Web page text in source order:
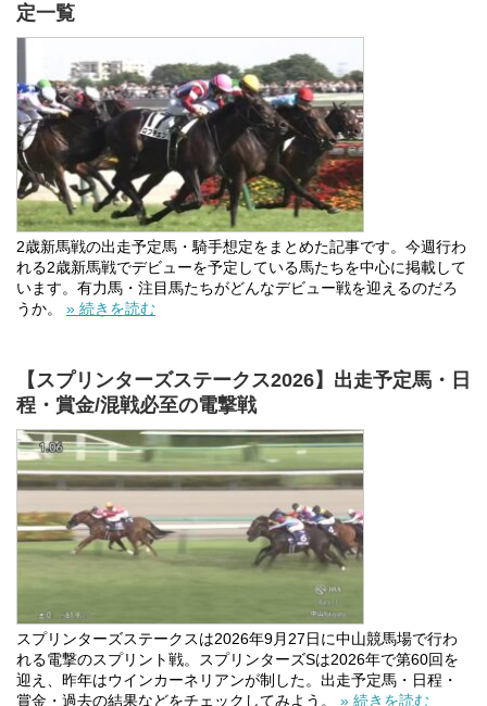
定一覧
2歳新馬戦の出走予定馬・騎手想定をまとめた記事です。今週行わ
れる2歳新馬戦でデビューを予定している馬たちを中心に掲載して
います。有力馬・注目馬たちがどんなデビュー戦を迎えるのだろ
うか。 » 続きを読む
【スプリンターズステークス2026】出走予定馬・日
程・賞金/混戦必至の電撃戦
スプリンターズステークスは2026年9月27日に中山競馬場で行わ
れる電撃のスプリント戦。スプリンターズSは2026年で第60回を
迎え、昨年はウインカーネリアンが制した。出走予定馬・日程・
賞金・過去の結果などをチェックしてみよう。 » 続きを読む